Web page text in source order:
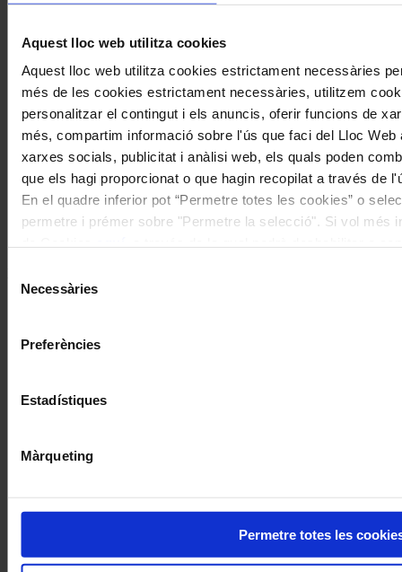
Aquest lloc web utilitza cookies
Aquest lloc web utilitza cookies estrictament necessàries
més de les cookies estrictament necessàries, utilitzem
personalitzar el contingut i els anuncis, oferir funcions de
més, compartim informació sobre l'ús que faci del Lloc Web
xarxes socials, publicitat i anàlisi web, els quals poden
que els hagi proporcionat o que hagin recopilat a través de
En el quadre inferior pot “Permetre totes les cookies” o
permetre i prémer sobre "Permetre la selecció". Si vol més
Necessàries
Preferències
Estadístiques
Màrqueting
Permetre totes les
Comença la cinquena edició del cicle
de conferències Intèrprets Catalans
Històrics de l’Associació Joan Manén
Coneix la nostra publicació